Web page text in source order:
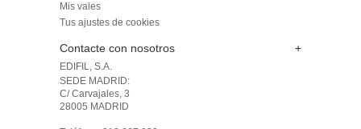
Mis vales
Tus ajustes de cookies
Contacte con nosotros +
EDIFIL, S.A.
SEDE MADRID:
C/ Carvajales, 3
28005 MADRID